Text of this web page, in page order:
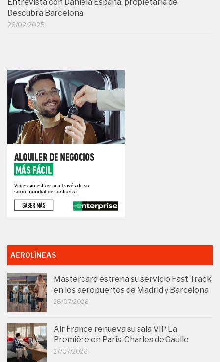
Entrevista con Daniela España, propietaria de
Descubra Barcelona
26/02/2025
AEROLÍNEAS
Mastercard estrena su servicio Fast Track
en los aeropuertos de Madrid y Barcelona
28/07/2026
Air France renueva su sala VIP La
Première en París-Charles de Gaulle
27/07/2026